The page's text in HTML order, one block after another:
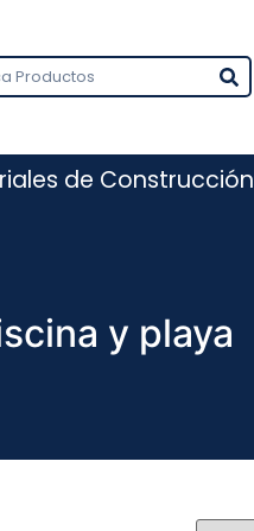
de Construcción
y playa